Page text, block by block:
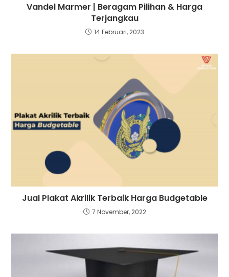
Vandel Marmer | Beragam Pilihan & Harga
Terjangkau
14 Februari, 2023
Jual Plakat Akrilik Terbaik Harga Budgetable
7 November, 2022